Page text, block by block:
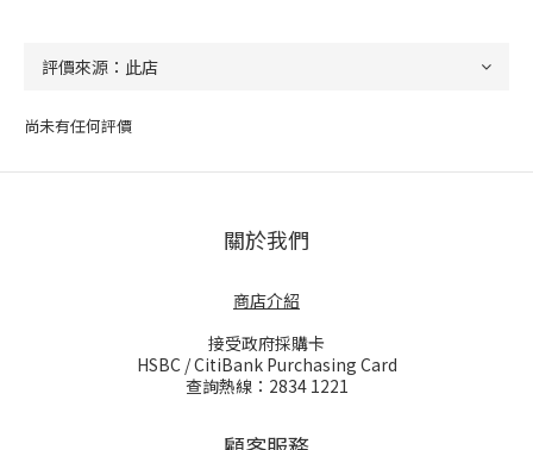
尚未有任何評價
關於我們
商店介紹
接受政府採購卡
HSBC / CitiBank Purchasing Card
查詢熱線：2834 1221